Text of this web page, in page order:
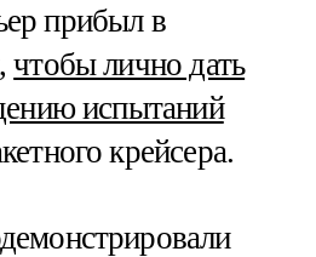
прибыл в
чтобы лично дать
испытаний
крейсера.